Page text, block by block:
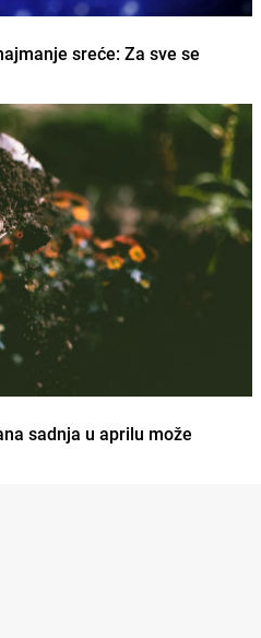
sreće: Za sve se
sadnja u aprilu može